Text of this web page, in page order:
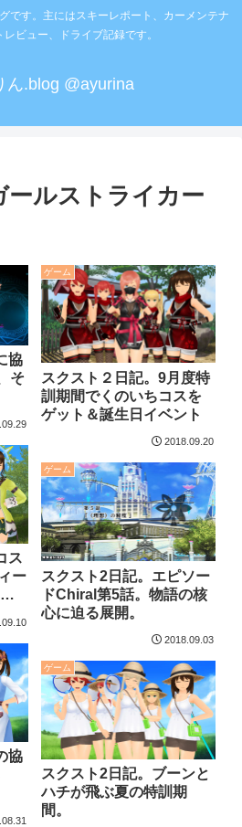
です。主にはスキーレポート、カーメンテナ
ビュー、ドライブ記録です。
ん.blog @ayurina
ールストライカー
協
そ
ゲーム
スクスト２日記。9月度特
訓期間でくのいちコスを
ゲット＆誕生日イベント
2018.09.20
ス
ー
ゲーム
スクスト2日記。エピソー
ドChiral第5話。物語の核
心に迫る展開。
2018.09.03
協
ゲーム
スクスト2日記。ブーンと
ハチが飛ぶ夏の特訓期
間。